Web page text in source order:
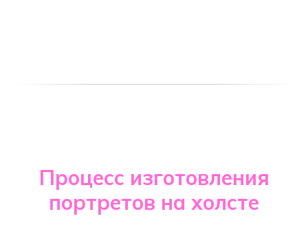
Процесс изготовления
портретов на холсте